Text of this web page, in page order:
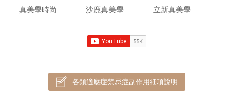
真美學時尚 沙鹿真美學 立新真美學
各類適應症禁忌症副作用細項說明